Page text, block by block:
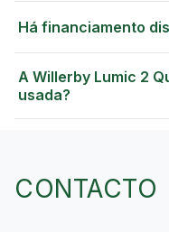
Há financiamento
A Willerby Lumic 2
usada?
CONTACTO